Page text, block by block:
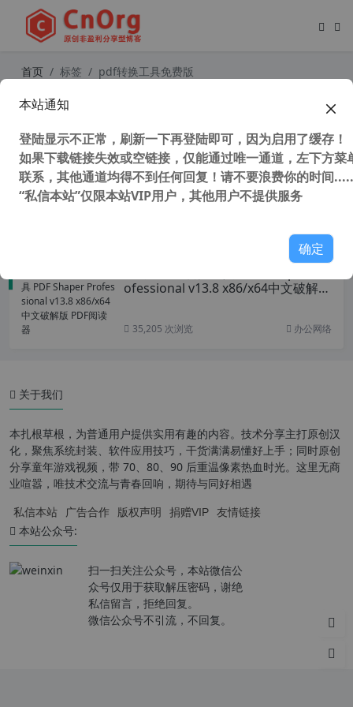
首页 标签 pdf转换工具免费版
PDF编辑转换工具 Master PDF Edito
ofessional v13.8 x86/x64中文破解版
35,205 次浏览 办公网络
关于我们
本扎根草根，为普通用户提供实用有趣的内容。技术分享主打原创汉
化，聚焦系统封装、软件应用技巧，干货满满易懂好上手；同时原创
分享童年游戏视频，带 70、80、90 后重温像素热血时光。这里无商
业喧嚣，唯技术交流与青春回响，期待与同好相遇
私信本站 广告合作 版权声明 捐赠VIP 友情链接
本站公众号:
扫一扫关注公众号，本站微信公
众号仅用于获取解压密码，谢绝
私信留言，拒绝回复。
微信公众号不引流，不回复。
本站通知
登陆显示不正常，刷新一下再登陆即可，因为启用了缓存！
如果下载链接失效或空链接，仅能通过唯一通道，左下方菜
联系，其他通道均得不到任何回复！请不要浪费你的时间
“私信本站”仅限本站VIP用户，其他用户不提供服务
确定